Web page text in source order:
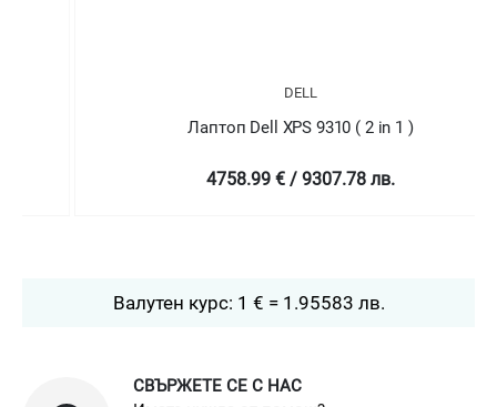
Лаптоп Dell XPS 9310 ( 2 in 1 )
4758.99 € / 9307.78 лв.
Валутен курс: 1 € = 1.95583 лв.
СВЪРЖЕТЕ СЕ С НАС